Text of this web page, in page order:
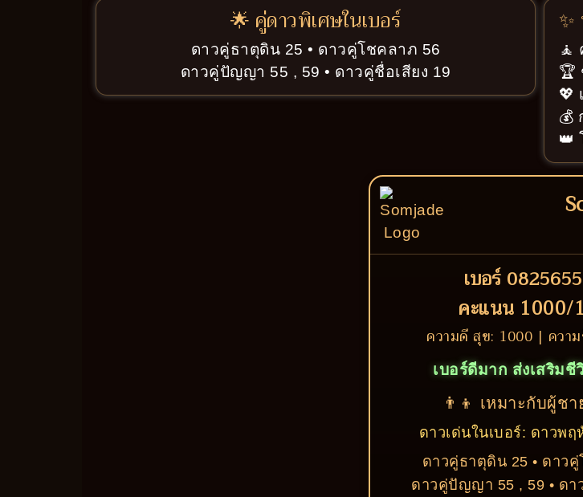
🌟 คู่ดาวพิเศษในเบอร์
ดาวคู่ธาตุดิน 25 • ดาวคู่โชคลาภ 56
ดาวคู่ปัญญา 55 , 59 • ดาวคู่ชื่อเสียง 19
🧘
🏆
💖
💰
👑
เบอร์
คะแนน 1000/
ความดี สุข: 1000 | ควา
เบอร์ดีมาก ส่งเสริม
👨‍👦 เหมาะกับผู้ช
ดาวเด่นในเบอร์: ดาวพฤ
ดาวคู่ธาตุดิน 25 • ดาว
ดาวคู่ปัญญา 55 , 59 • ดา